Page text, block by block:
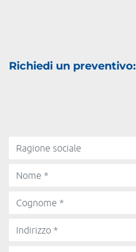
Richiedi un preventivo: